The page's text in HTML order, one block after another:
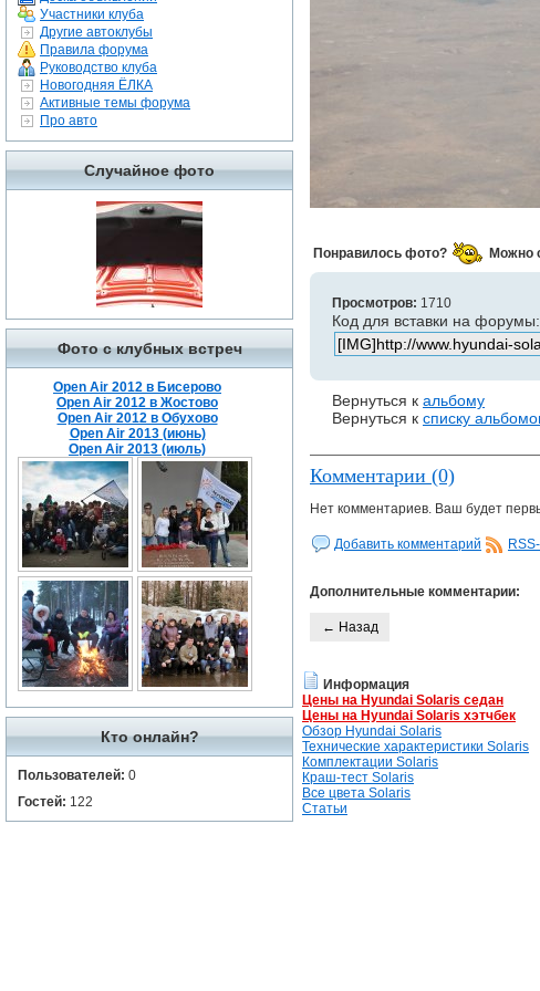
Участники клуба
Другие автоклубы
Правила форума
Руководство клуба
Новогодняя ЁЛКА
Активные темы форума
Про авто
Случайное фото
Фото с клубных встреч
Open Air 2012 в Бисерово
Open Air 2012 в Жостово
Open Air 2012 в Обухово
Open Air 2013 (июнь)
Open Air 2013 (июль)
Кто онлайн?
Пользователей: 0
Гостей: 122
Понравилось фото? Можно
Просмотров: 1710
Код для вставки на форумы:
Вернуться к альбому
Вернуться к списку
Комментарии (0)
Нет комментариев. Ваш будет
Добавить комментарий
Дополнительные комментарии:
← Назад
Информация
Цены на Hyundai Solaris седан
Цены на Hyundai Solaris хэтчбек
Обзор Hyundai Solaris
Технические характеристики Solaris
Комплектации Solaris
Краш-тест Solaris
Все цвета Solaris
Статьи